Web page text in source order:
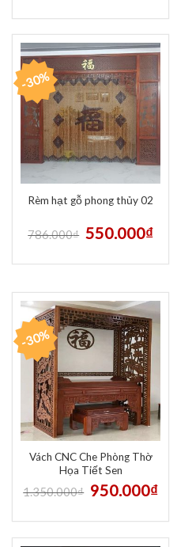
-30%
Rèm hạt gỗ phong thủy 02
786.000₫ 550.000₫
-30%
Vách CNC Che Phòng Thờ
Họa Tiết Sen
1.350.000₫ 950.000₫